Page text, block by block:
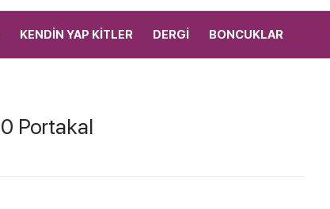
KENDİN YAP KİTLER DERGİ BONCUKLAR
Portakal